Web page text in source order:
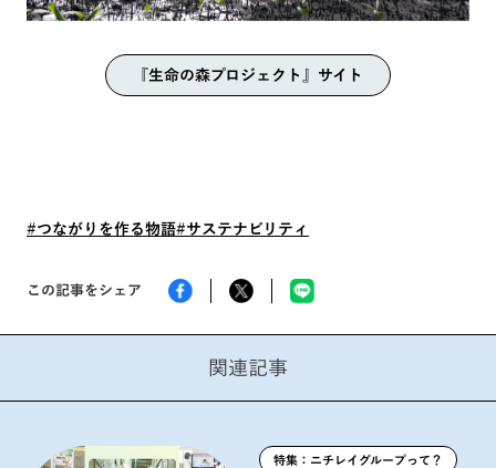
『生命の森プロジェクト』サイト
#つながりを作る物語#サステナビリティ
この記事をシェア
関連記事
特集：ニチレイグループって？